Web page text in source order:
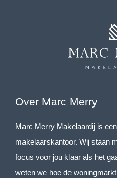
Over Marc Merry
Marc Merry Makelaardij is
makelaarskantoor. Wij staan
focus voor jou klaar als het
weten we hoe de